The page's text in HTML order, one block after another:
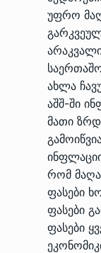
უფრო
ახლა
აშშ-ში
მათი
რომ
ფასები
ფასები
ფასები